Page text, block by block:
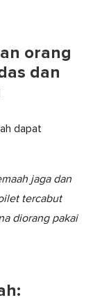
orang
dan
dapat
jaga dan
tercabut
diorang pakai